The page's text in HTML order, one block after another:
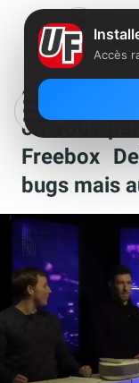
on vous
Freebox
bugs mais
Accès